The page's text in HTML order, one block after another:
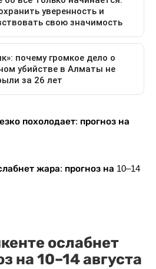
похолодает: прогноз на
жара: прогноз на 10–14
ослабнет
на 10–14 августа